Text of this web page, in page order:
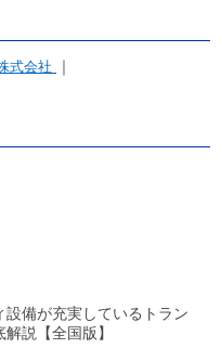
式会社
設備が充実しているトラン
説【全国版】